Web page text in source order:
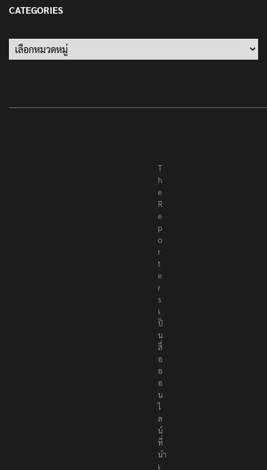
CATEGORIES
Categories
T
h
e
R
e
p
o
r
t
e
r
s
เ
ป็
น
สื่
อ
อ
อ
น
ไ
ล
น์
ที่
นำ
เ